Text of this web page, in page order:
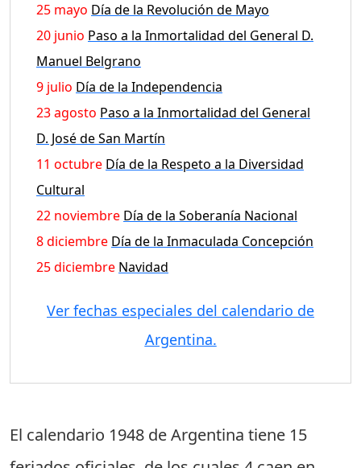
25 mayo Día de la Revolución de Mayo
20 junio Paso a la Inmortalidad del General D.
Manuel Belgrano
9 julio Día de la Independencia
23 agosto Paso a la Inmortalidad del General
D. José de San Martín
11 octubre Día de la Respeto a la Diversidad
Cultural
22 noviembre Día de la Soberanía Nacional
8 diciembre Día de la Inmaculada Concepción
25 diciembre Navidad
Ver fechas especiales del calendario de
Argentina.
El calendario 1948 de Argentina tiene 15